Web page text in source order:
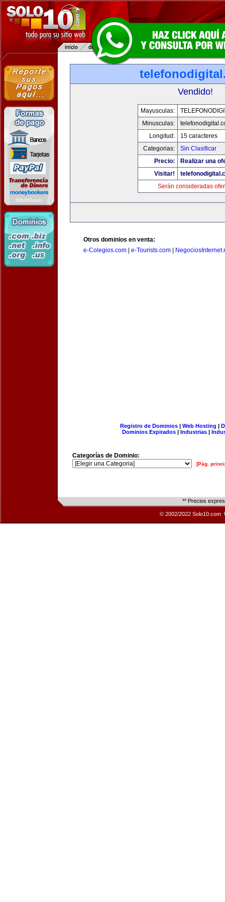
Vendido!
Mayusculas:
Minusculas:
Longitud:
15 caracteres
Categorias:
Sin Clasificar
Precio:
Realizar una
Visitar!
Serán consideradas
Otros dominios en venta:
e-Colegios.com
e-Tourists.com
Registro de Dominios| Web Hosting |
Dominios Expirados | Industrias |
Categorías de Dominio:
[Pág.
** Precios
© 2002/2022 Solo10.com